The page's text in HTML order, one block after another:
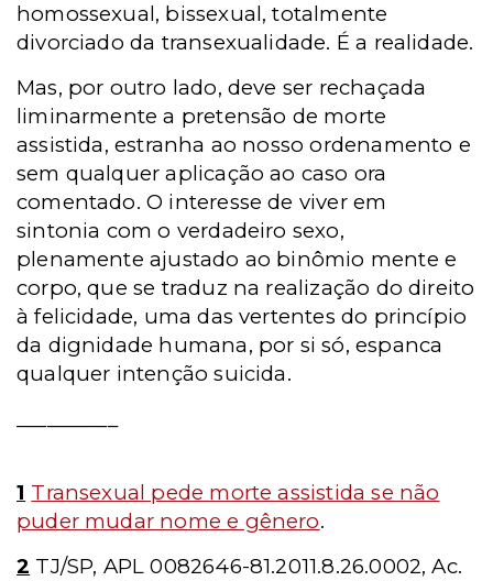
homossexual, bissexual, totalmente
divorciado da transexualidade. É a realidade.
Mas, por outro lado, deve ser rechaçada
liminarmente a pretensão de morte
assistida, estranha ao nosso ordenamento e
sem qualquer aplicação ao caso ora
comentado. O interesse de viver em
sintonia com o verdadeiro sexo,
plenamente ajustado ao binômio mente e
corpo, que se traduz na realização do direito
à felicidade, uma das vertentes do princípio
da dignidade humana, por si só, espanca
qualquer intenção suicida.
1 Transexual pede morte assistida se não
puder mudar nome e gênero.
2 TJ/SP, APL 0082646-81.2011.8.26.0002, Ac.